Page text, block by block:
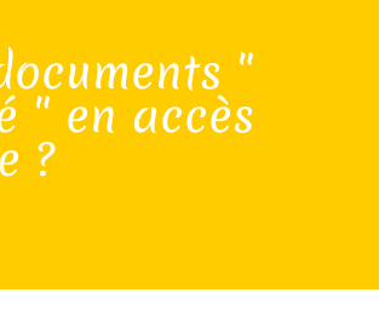
"
" en accès
?